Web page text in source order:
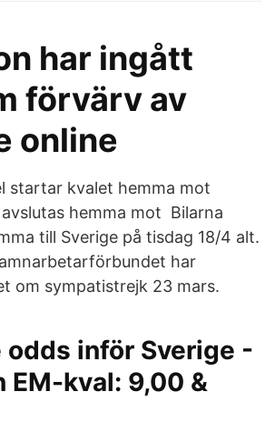
har ingått
förvärv av
online
startar kvalet hemma mot
hemma mot Bilarna
till Sverige på tisdag 18/4 alt.
har
om sympatistrejk 23 mars.
odds inför Sverige -
EM-kval: 9,00 &